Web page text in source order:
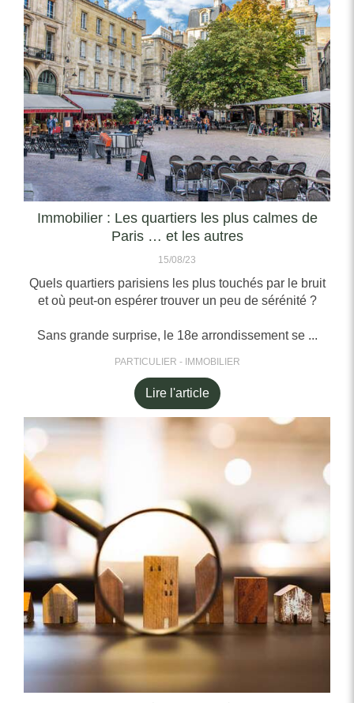
Immobilier : Les quartiers les plus calmes de
Paris … et les autres
15/08/23
Quels quartiers parisiens les plus touchés par le bruit
et où peut-on espérer trouver un peu de sérénité ?
Sans grande surprise, le 18e arrondissement se ...
PARTICULIER - IMMOBILIER
Lire l'article